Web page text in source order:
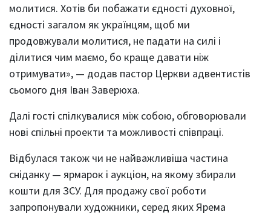
молитися. Хотів би побажати єдності духовної,
єдності загалом як українцям, щоб ми
продовжували молитися, не падати на силі і
ділитися чим маємо, бо краще давати ніж
отримувати», — додав пастор Церкви адвентистів
сьомого дня Іван Заверюха.
Далі гості спілкувалися між собою, обговорювали
нові спільні проекти та можливості співпраці.
Відбулася також чи не найважливіша частина
сніданку — ярмарок і аукціон, на якому збирали
кошти для ЗСУ. Для продажу свої роботи
запропонували художники, серед яких Ярема